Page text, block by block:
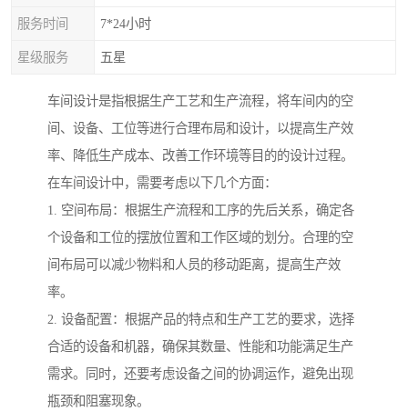
服务时间 7*24小时
星级服务 五星
车间设计是指根据生产工艺和生产流程，将车间内的空
间、设备、工位等进行合理布局和设计，以提高生产效
率、降低生产成本、改善工作环境等目的的设计过程。
在车间设计中，需要考虑以下几个方面：
1. 空间布局：根据生产流程和工序的先后关系，确定各
个设备和工位的摆放位置和工作区域的划分。合理的空
间布局可以减少物料和人员的移动距离，提高生产效
率。
2. 设备配置：根据产品的特点和生产工艺的要求，选择
合适的设备和机器，确保其数量、性能和功能满足生产
需求。同时，还要考虑设备之间的协调运作，避免出现
瓶颈和阻塞现象。